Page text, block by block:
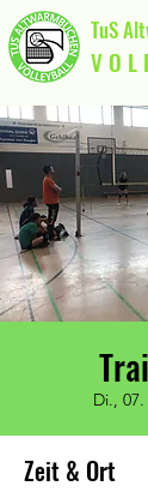
TuS
V O L
Di.,
Zeit & Ort